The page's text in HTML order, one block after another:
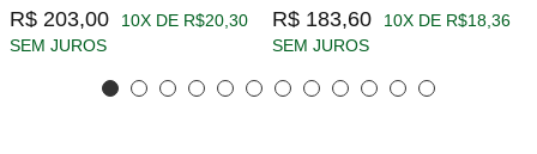
R$ 203,00
10X DE R$20,30
SEM JUROS
R$ 183,60
10X DE R$18,36
SEM JUROS